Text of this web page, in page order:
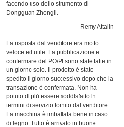
facendo uso dello strumento di
Dongguan Zhongli.
—— Remy Attalin
La risposta dal venditore era molto
veloce ed utile. La pubblicazione e
confermare del PO/PI sono state fatte in
un giorno solo. Il prodotto è stato
spedito il giorno successivo dopo che la
transazione è confermata. Non ha
potuto di più essere soddisfatto in
termini di servizio fornito dal venditore.
La macchina è imballata bene in caso
di legno. Tutto è arrivato in buone